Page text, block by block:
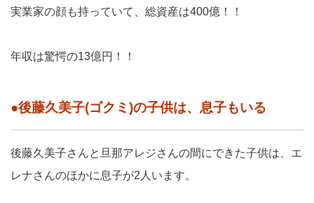
実業家の顔も持っていて、総資産は400億！！
年収は驚愕の13億円！！
●後藤久美子(ゴクミ)の子供は、息子もいる
後藤久美子さんと旦那アレジさんの間にできた子供は、エ
レナさんのほかに息子が2人います。